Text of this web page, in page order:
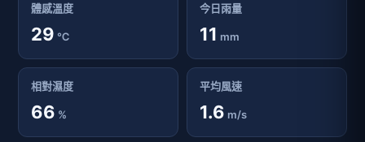
體感溫度
29 ℃
今日雨量
11 mm
相對濕度
66 %
平均風速
1.6 m/s